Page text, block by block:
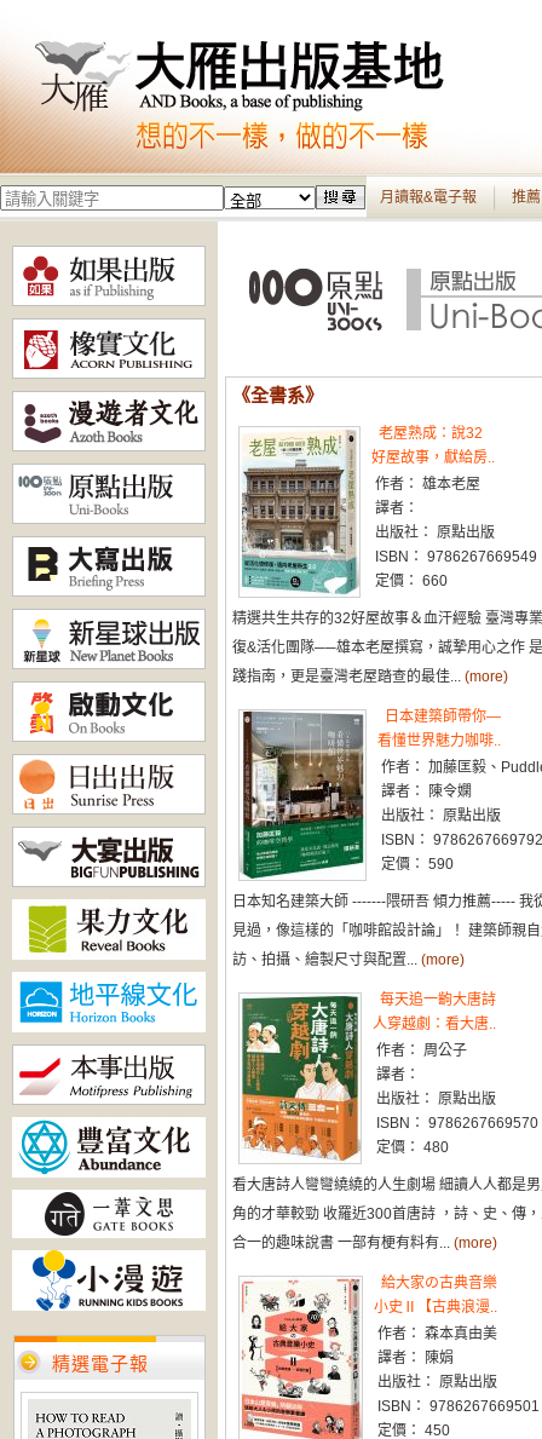
月讀報&電子報 推
精選電子報
《全書系》
老屋熟成：說32
好屋故事，獻給房..
作者： 雄本老屋
譯者：
出版社： 原點出版
ISBN： 9786267669549
定價： 660
精選共生共存的32好屋故事＆血汗經驗 臺灣專
復&活化團隊──雄本老屋撰寫，誠摯用心之作
踐指南，更是臺灣老屋踏查的最佳... (more)
日本建築師帶你—
看懂世界魅力咖啡..
作者： 加藤匡毅、
譯者： 陳令嫻
出版社： 原點出版
ISBN： 9786267669792
定價： 590
日本知名建築大師 -------隈研吾 傾力推薦----- 我
見過，像這樣的「咖啡館設計論」！ 建築師親
訪、拍攝、繪製尺寸與配置... (more)
每天追一齣大唐詩
人穿越劇：看大唐..
作者： 周公子
譯者：
出版社： 原點出版
ISBN： 9786267669570
定價： 480
看大唐詩人彎彎繞繞的人生劇場 細讀人人都是
角的才華較勁 收羅近300首唐詩 ，詩、史、傳
合一的趣味說書 一部有梗有料有... (more)
給大家の古典音樂
小史Ⅱ【古典浪漫..
作者： 森本真由美
譯者： 陳娟
出版社： 原點出版
ISBN： 9786267669501
定價： 450